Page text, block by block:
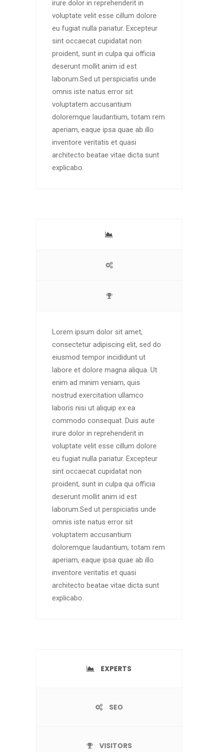
irure dolor in reprehenderit in
voluptate velit esse cillum dolore
eu fugiat nulla pariatur. Excepteur
sint occaecat cupidatat non
proident, sunt in culpa qui officia
deserunt mollit anim id est
laborum.Sed ut perspiciatis unde
omnis iste natus error sit
voluptatem accusantium
doloremque laudantium, totam rem
aperiam, eaque ipsa quae ab illo
inventore veritatis et quasi
architecto beatae vitae dicta sunt
explicabo.
Lorem ipsum dolor sit amet,
consectetur adipiscing elit, sed do
eiusmod tempor incididunt ut
labore et dolore magna aliqua. Ut
enim ad minim veniam, quis
nostrud exercitation ullamco
laboris nisi ut aliquip ex ea
commodo consequat. Duis aute
irure dolor in reprehenderit in
voluptate velit esse cillum dolore
eu fugiat nulla pariatur. Excepteur
sint occaecat cupidatat non
proident, sunt in culpa qui officia
deserunt mollit anim id est
laborum.Sed ut perspiciatis unde
omnis iste natus error sit
voluptatem accusantium
doloremque laudantium, totam rem
aperiam, eaque ipsa quae ab illo
inventore veritatis et quasi
architecto beatae vitae dicta sunt
explicabo.
EXPERTS
SEO
VISITORS